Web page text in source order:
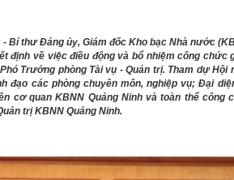
Bí thư Đảng ủy, Giám đốc Kho bạc Nhà nước
định về việc điều động và bổ nhiệm công chức
Trưởng phòng Tài vụ - Quản trị. Tham dự Hội
đạo các phòng chuyên môn, nghiệp vụ; Đại
cơ quan KBNN Quảng Ninh và toàn thể công
trị KBNN Quảng Ninh.